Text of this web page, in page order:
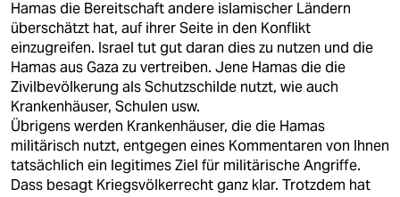
Hamas die Bereitschaft andere islamischer Ländern
überschätzt hat, auf ihrer Seite in den Konflikt
einzugreifen. Israel tut gut daran dies zu nutzen und die
Hamas aus Gaza zu vertreiben. Jene Hamas die die
Zivilbevölkerung als Schutzschilde nutzt, wie auch
Krankenhäuser, Schulen usw.
Übrigens werden Krankenhäuser, die die Hamas
militärisch nutzt, entgegen eines Kommentaren von Ihnen
tatsächlich ein legitimes Ziel für militärische Angriffe.
Dass besagt Kriegsvölkerrecht ganz klar. Trotzdem hat